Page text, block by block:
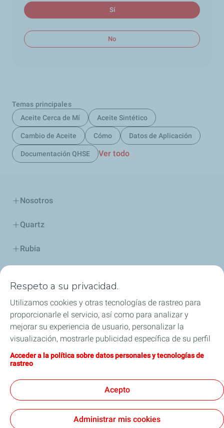
Sí
No
Temas principales
Aceite Cerca de Mí
Aceite Sintético
Cambio de Aceite Cómo Datos de Aplicación
Documentación QHSE Ver todo
Nosotros
Quartz
Rubia
Distribuidores
TWC
Competición
Respeto a su privacidad.
Utilizamos cookies y otras tecnologías de rastreo para
proporcionarle el servicio, así como para analizar y
mejorar su experiencia de usuario, personalizar la
visualización, mostrarle publicidad específica de su perfil
en este sitio y en nuestros sitios asociados, y permitirle
compartir nuestro contenido en las redes sociales. Puede
momento haciendo clic en el botón «Gérer mes cookies»
(Gestionar cookies). Al hacer clic en el botón «J’accepte»
(Aceptar), nos autoriza a depositar la totalidad de las
cookies. Si hace clic en «Je refuse» (Rechazar),
Acceder a la política sobre datos personales y tecnologías de
rastreo
Acepto
Administrar mis cookies